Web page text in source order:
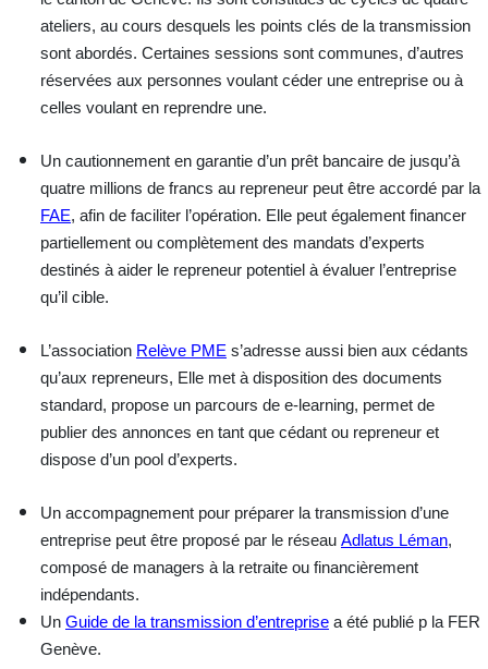
ateliers, au cours desquels les points clés de la transmission
sont abordés. Certaines sessions sont communes, d’autres
réservées aux personnes voulant céder une entreprise ou à
celles voulant en reprendre une.
Un cautionnement en garantie d’un prêt bancaire de jusqu’à
quatre millions de francs au repreneur peut être accordé par la
FAE, afin de faciliter l’opération. Elle peut également financer
partiellement ou complètement des mandats d’experts
destinés à aider le repreneur potentiel à évaluer l’entreprise
qu’il cible.
L’association Relève PME s’adresse aussi bien aux cédants
qu’aux repreneurs, Elle met à disposition des documents
standard, propose un parcours de e-learning, permet de
publier des annonces en tant que cédant ou repreneur et
dispose d’un pool d’experts.
Un accompagnement pour préparer la transmission d’une
entreprise peut être proposé par le réseau Adlatus Léman,
composé de managers à la retraite ou financièrement
indépendants.
Un Guide de la transmission d’entreprise a été publié p la FER
Genève.